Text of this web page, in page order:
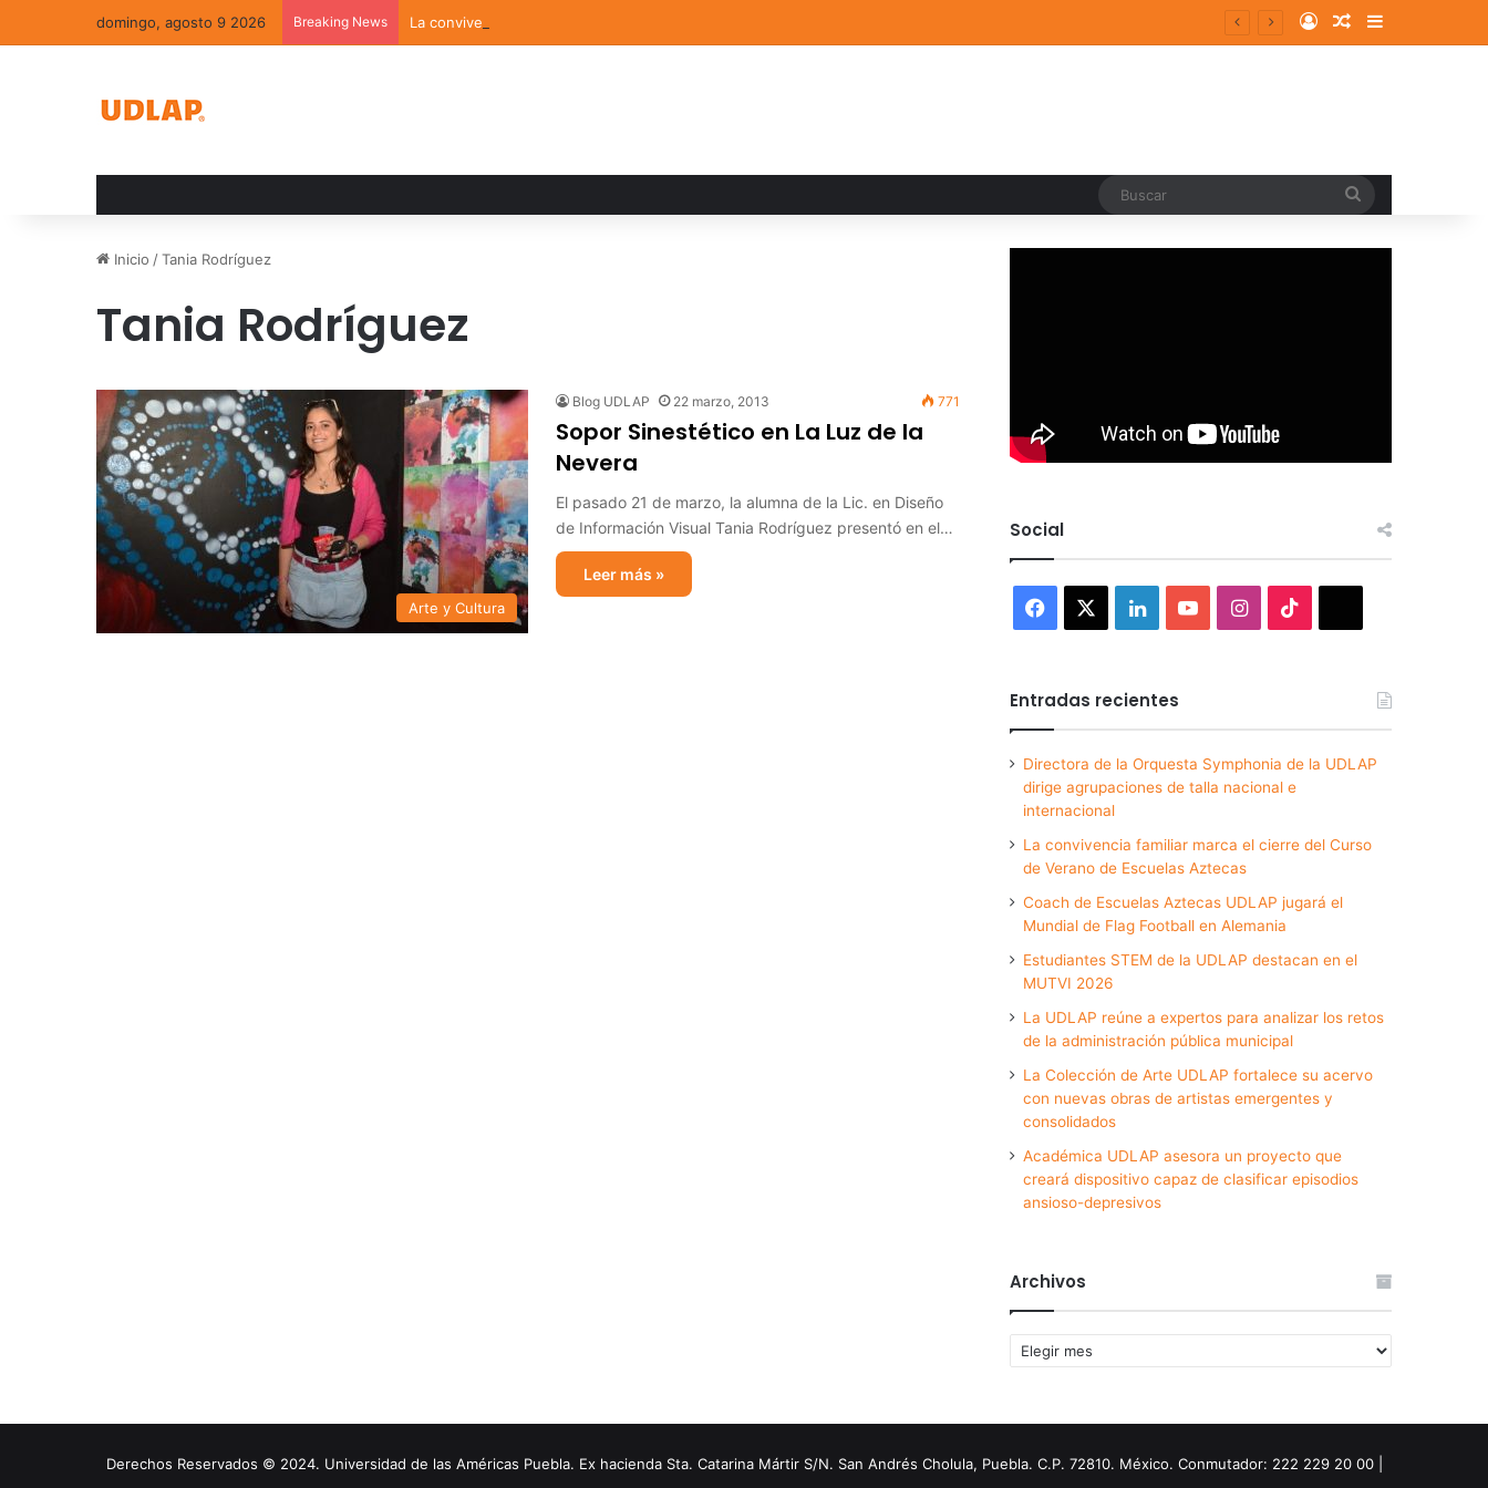
domingo, agosto 9 2026 Breaking News La convivencia familiar marca el cierre del Curso de Verano de Escuelas Aztecas Log InRandom Article
Sidebar
Inicio /Tania Rodríguez
Tania Rodríguez
Arte y Cultura
Blog UDLAP 22 marzo, 2013 771
Sopor Sinestético en La Luz de la
Nevera
El pasado 21 de marzo, la alumna de la Lic. en Diseño
de Información Visual Tania Rodríguez presentó en el…
Leer más »
Social
Facebook LinkedInYouTubeInstagram
Entradas recientes
Directora de la Orquesta Symphonia de la UDLAP
dirige agrupaciones de talla nacional e
internacional
La convivencia familiar marca el cierre del Curso
de Verano de Escuelas Aztecas
Coach de Escuelas Aztecas UDLAP jugará el
Mundial de Flag Football en Alemania
Estudiantes STEM de la UDLAP destacan en el
MUTVI 2026
La UDLAP reúne a expertos para analizar los retos
de la administración pública municipal
La Colección de Arte UDLAP fortalece su acervo
con nuevas obras de artistas emergentes y
consolidados
Académica UDLAP asesora un proyecto que
creará dispositivo capaz de clasificar episodios
ansioso-depresivos
Archivos
Archivos
Derechos Reservados © 2024. Universidad de las Américas Puebla. Ex hacienda Sta. Catarina Mártir S/N. San Andrés Cholula, Puebla. C.P. 72810. México. Conmutador: 222 229 20 00 |